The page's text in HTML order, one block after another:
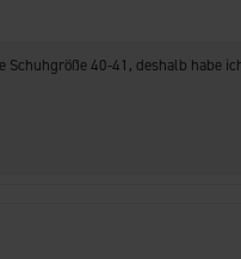
40-41, deshalb habe